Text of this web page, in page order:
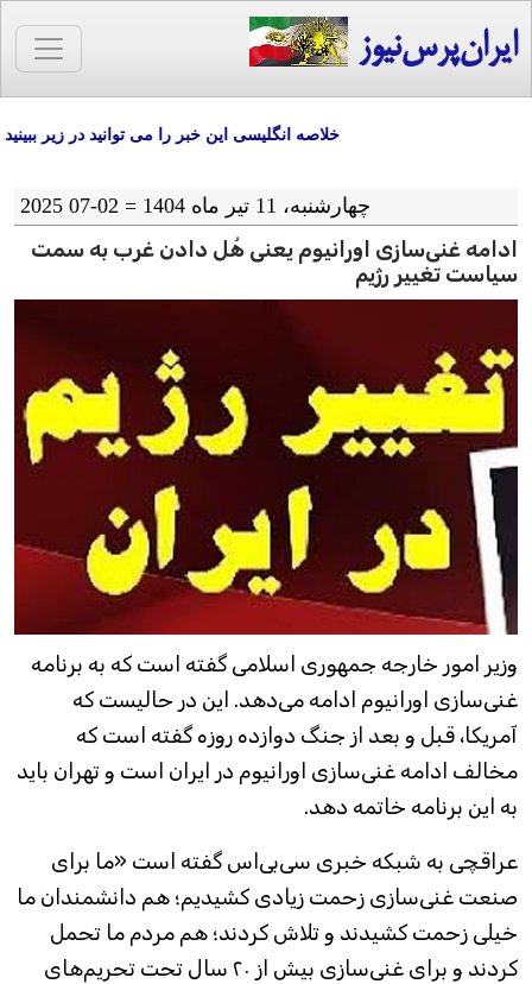
ایران‌پرس‌نیوز
خلاصه انگلیسی این خبر را می توانید در زیر ببینید
چهارشنبه، 11 تیر ماه 1404 = 02-07 2025
ادامه غنی‌سازی اورانیوم یعنی هُل دادن غرب به سمت
سیاست تغییر رژیم
وزیر امور خارجه جمهوری اسلامی گفته است که به برنامه
غنی‌سازی اورانیوم ادامه می‌دهد. این در حالیست که
آمریکا،‌ قبل و بعد از جنگ دوازده روزه گفته است که
مخالف ادامه غنی‌سازی اورانیوم در ایران است و تهران باید
به این برنامه خاتمه دهد.
عراقچی به شبکه خبری سی‌بی‌اس گفته است «ما برای
صنعت غنی‌سازی زحمت زیادی کشیدیم؛ هم دانشمندان ما
خیلی زحمت کشیدند و تلاش کردند؛ هم مردم ما تحمل
کردند و برای غنی‌سازی بیش از ۲۰ سال تحت تحریم‌های